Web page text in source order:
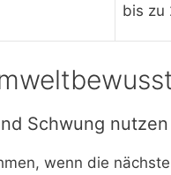
bis zu
Schwung nutzen
wenn die